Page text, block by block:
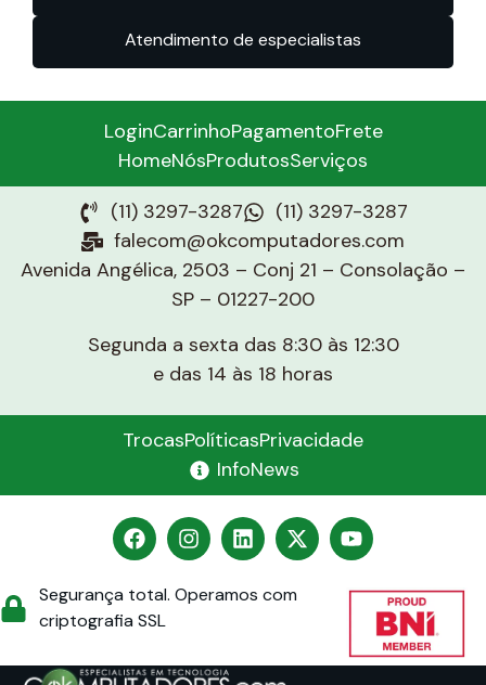
Atendimento de especialistas
LoginCarrinhoPagamentoFrete
HomeNósProdutosServiços
(11) 3297-3287
(11) 3297-3287
falecom@okcomputadores.com
Avenida Angélica, 2503 – Conj 21 – Consolação –
SP – 01227-200
Segunda a sexta das 8:30 às 12:30
e das 14 às 18 horas
TrocasPolíticasPrivacidade
InfoNews
Segurança total. Operamos com
criptografia SSL